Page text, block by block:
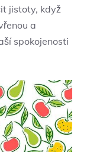
jistoty, když
a
spokojenosti